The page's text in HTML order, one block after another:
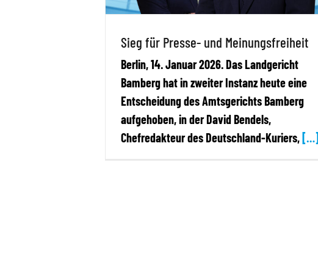
Sieg für Presse- und Meinungsfreiheit
Berlin, 14. Januar 2026. Das Landgericht
Bamberg hat in zweiter Instanz heute eine
Entscheidung des Amtsgerichts Bamberg
aufgehoben, in der David Bendels,
Chefredakteur des Deutschland-Kuriers, […]